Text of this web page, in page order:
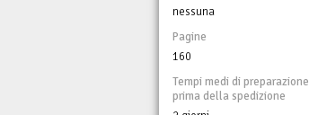
nessuna
Pagine
160
Tempi medi di preparazione
prima della spedizione